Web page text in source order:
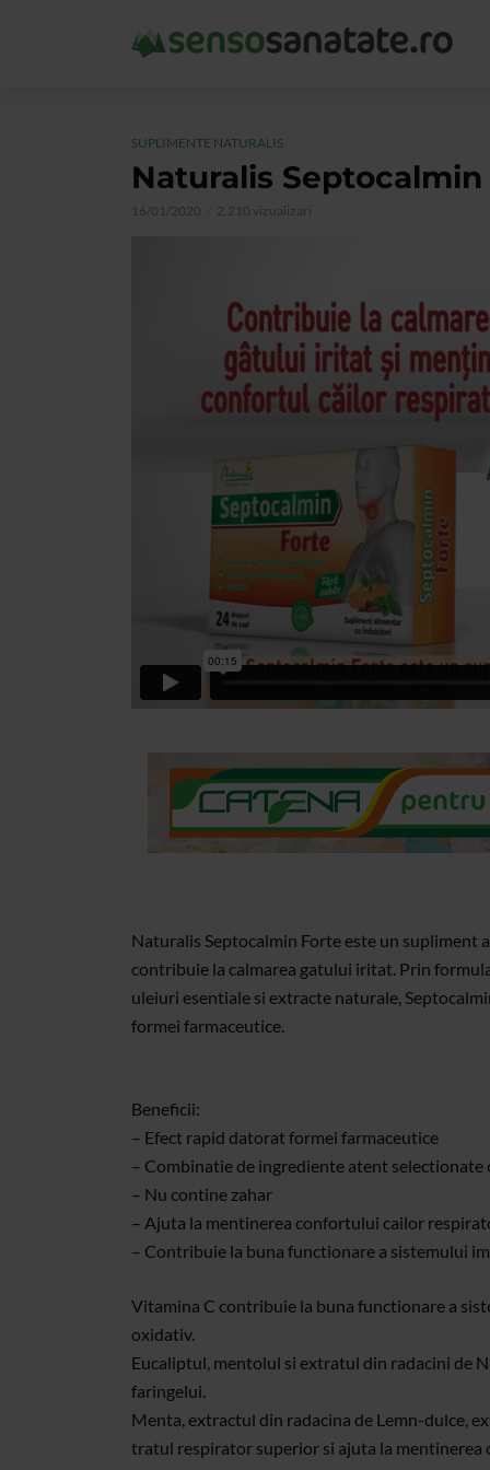
SUPLIMENTE NATURALIS
Naturalis
16/01/2020 2.210 vizualizari
Naturalis Septocalmin Forte este un supliment
contribuie la calmarea gatului iritat. Prin
uleiuri esentiale si extracte naturale,
formei farmaceutice.
Beneficii:
– Efect rapid datorat formei farmaceutice
– Combinatie de ingrediente atent selectionate
– Nu contine zahar
– Ajuta la mentinerea confortului cailor
– Contribuie la buna functionare a sistemului
Vitamina C contribuie la buna functionare a
oxidativ.
Eucaliptul, mentolul si extratul din radacini de
faringelui.
Menta, extractul din radacina de Lemn-dulce,
tratul respirator superior si ajuta la